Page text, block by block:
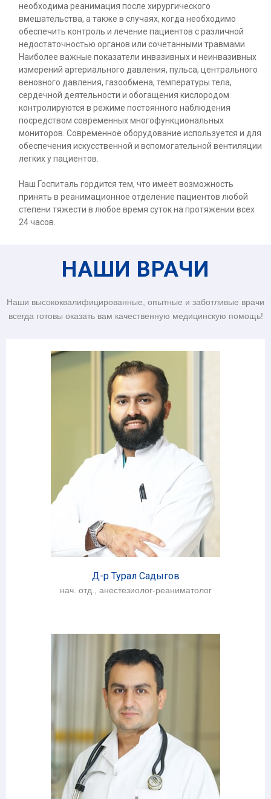
необходима реанимация после хирургического
вмешательства, а также в случаях, когда необходимо
обеспечить контроль и лечение пациентов с различной
недостаточностью органов или сочетанными травмами.
Наиболее важные показатели инвазивных и неинвазивных
измерений артериального давления, пульса, центрального
венозного давления, газообмена, температуры тела,
сердечной деятельности и обогащения кислородом
контролируются в режиме постоянного наблюдения
посредством современных многофункциональных
мониторов. Современное оборудование используется и для
обеспечения искусственной и вспомогательной вентиляции
легких у пациентов.
Наш Госпиталь гордится тем, что имеет возможность
принять в реанимационное отделение пациентов любой
степени тяжести в любое время суток на протяжении всех
24 часов.
НАШИ ВРАЧИ
Наши высококвалифицированные, опытные и заботливые врачи
всегда готовы оказать вам качественную медицинскую помощь!
Д-р Турал Садыгов
нач. отд., анестезиолог-реаниматолог